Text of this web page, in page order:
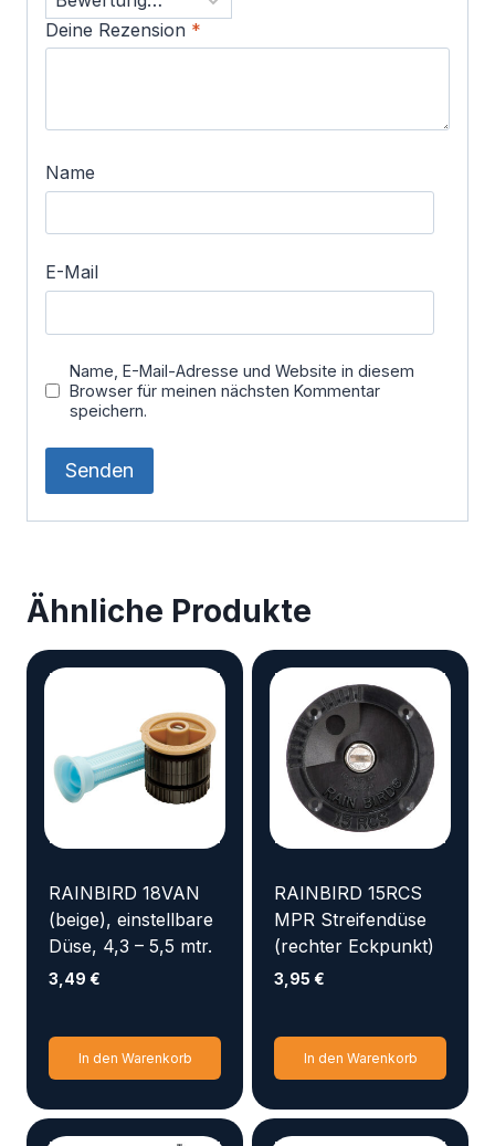
Deine Rezension *
Name
E-Mail
Name, E-Mail-Adresse und Website in diesem
Browser für meinen nächsten Kommentar
speichern.
Ähnliche Produkte
RAINBIRD 18VAN
(beige), einstellbare
Düse, 4,3 – 5,5 mtr.
3,49 €
In den Warenkorb
RAINBIRD 15RCS
MPR Streifendüse
(rechter Eckpunkt)
3,95 €
In den Warenkorb